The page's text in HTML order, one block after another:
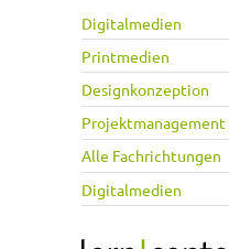
Digitalmedien
Printmedien
Designkonzeption
Projektmanagement
Alle Fachrichtungen
Digitalmedien